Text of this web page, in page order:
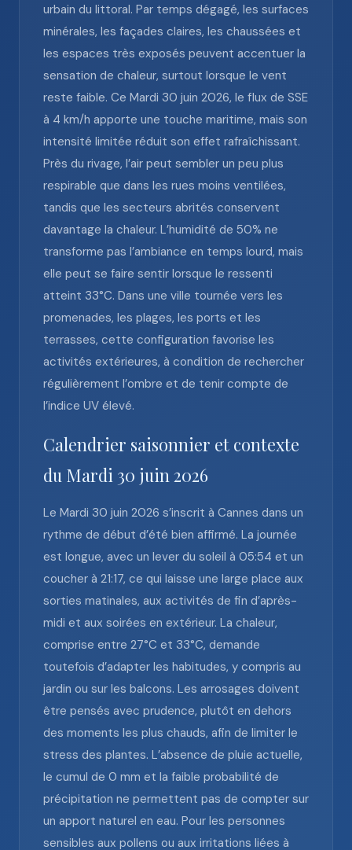
urbain du littoral. Par temps dégagé, les surfaces
minérales, les façades claires, les chaussées et
les espaces très exposés peuvent accentuer la
sensation de chaleur, surtout lorsque le vent
reste faible. Ce Mardi 30 juin 2026, le flux de SSE
à 4 km/h apporte une touche maritime, mais son
intensité limitée réduit son effet rafraîchissant.
Près du rivage, l’air peut sembler un peu plus
respirable que dans les rues moins ventilées,
tandis que les secteurs abrités conservent
davantage la chaleur. L’humidité de 50% ne
transforme pas l’ambiance en temps lourd, mais
elle peut se faire sentir lorsque le ressenti
atteint 33°C. Dans une ville tournée vers les
promenades, les plages, les ports et les
terrasses, cette configuration favorise les
activités extérieures, à condition de rechercher
régulièrement l’ombre et de tenir compte de
l’indice UV élevé.
Calendrier saisonnier et contexte
du Mardi 30 juin 2026
Le Mardi 30 juin 2026 s’inscrit à Cannes dans un
rythme de début d’été bien affirmé. La journée
est longue, avec un lever du soleil à 05:54 et un
coucher à 21:17, ce qui laisse une large place aux
sorties matinales, aux activités de fin d’après-
midi et aux soirées en extérieur. La chaleur,
comprise entre 27°C et 33°C, demande
toutefois d’adapter les habitudes, y compris au
jardin ou sur les balcons. Les arrosages doivent
être pensés avec prudence, plutôt en dehors
des moments les plus chauds, afin de limiter le
stress des plantes. L’absence de pluie actuelle,
le cumul de 0 mm et la faible probabilité de
précipitation ne permettent pas de compter sur
un apport naturel en eau. Pour les personnes
sensibles aux pollens ou aux irritations liées à